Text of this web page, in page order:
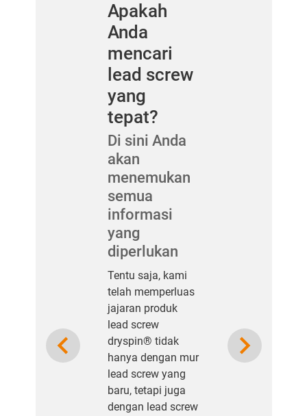
Apakah
Anda
mencari
lead screw
yang
tepat?
Di sini Anda
akan
menemukan
semua
informasi
yang
diperlukan
Tentu saja, kami
telah memperluas
jajaran produk
lead screw
dryspin® tidak
hanya dengan mur
lead screw yang
baru, tetapi juga
dengan lead screw
Previous